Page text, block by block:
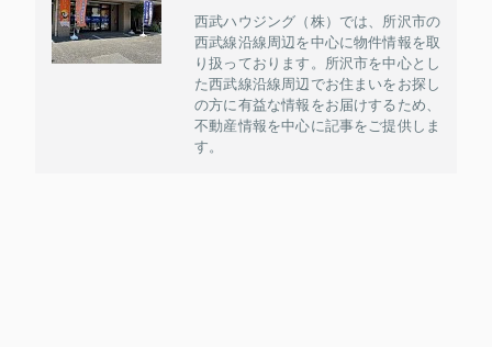
西武ハウジング（株）では、所沢市の
西武線沿線周辺を中心に物件情報を取
り扱っております。所沢市を中心とし
た西武線沿線周辺でお住まいをお探し
の方に有益な情報をお届けするため、
不動産情報を中心に記事をご提供しま
す。